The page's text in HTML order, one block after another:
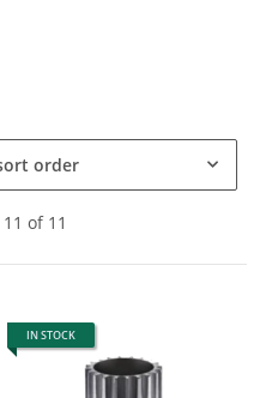
order
of 11
IN STOCK